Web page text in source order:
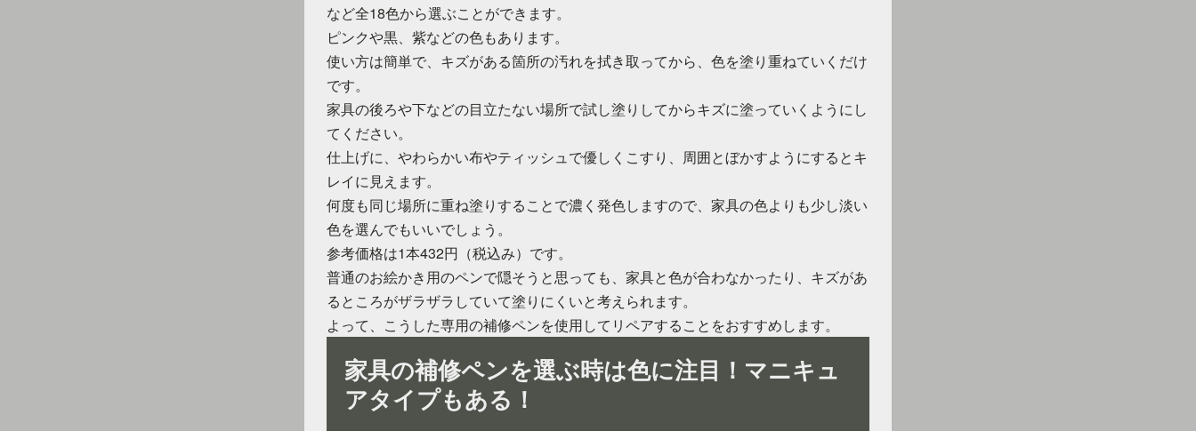
など全18色から選ぶことができます。
ピンクや黒、紫などの色もあります。
使い方は簡単で、キズがある箇所の汚れを拭き取ってから、色を塗り重ねていくだけ
です。
家具の後ろや下などの目立たない場所で試し塗りしてからキズに塗っていくようにし
てください。
仕上げに、やわらかい布やティッシュで優しくこすり、周囲とぼかすようにするとキ
レイに見えます。
何度も同じ場所に重ね塗りすることで濃く発色しますので、家具の色よりも少し淡い
色を選んでもいいでしょう。
参考価格は1本432円（税込み）です。
普通のお絵かき用のペンで隠そうと思っても、家具と色が合わなかったり、キズがあ
るところがザラザラしていて塗りにくいと考えられます。
よって、こうした専用の補修ペンを使用してリペアすることをおすすめします。
家具の補修ペンを選ぶ時は色に注目！マニキュ
アタイプもある！